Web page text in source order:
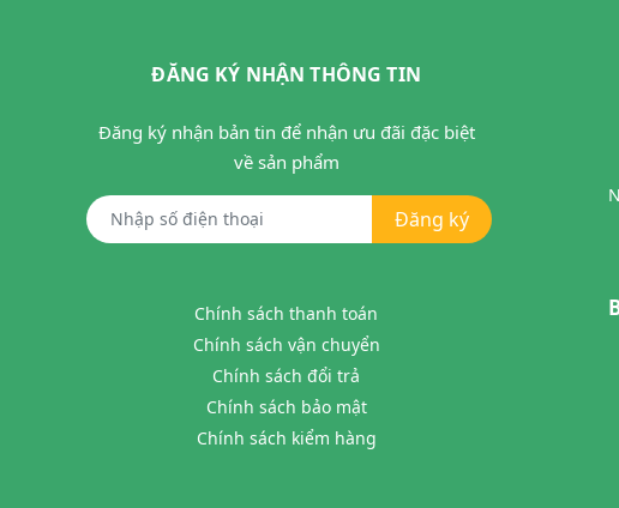
ĐĂNG KÝ NHẬN THÔNG TIN
Đăng ký nhận bản tin để nhận ưu đãi đặc biệt
về sản phẩm
Đăng ký
Chính sách thanh toán
Chính sách vận chuyển
Chính sách đổi trả
Chính sách bảo mật
Chính sách kiểm hàng